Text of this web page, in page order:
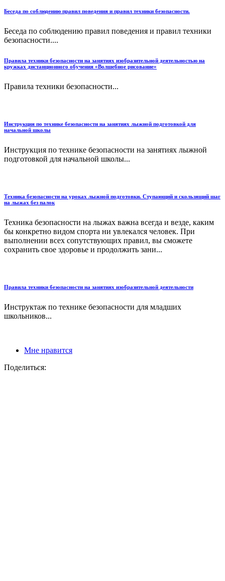
Беседа по соблюдению правил поведения и правил техники безопасности.
Беседа по соблюдению правил поведения и правил техники
безопасности....
Правила техники безопасности на занятиях изобразительной деятельностью на
кружках дистанционного обучения «Волшебное рисование»
Правила техники безопасности...
Инструкция по технике безопасности на занятиях лыжной подготовкой для
начальной школы
Инструкция по технике безопасности на занятиях лыжной
подготовкой для начальной школы...
Техника безопасности на уроках лыжной подготовки. Ступающий и скользящий шаг
на лыжах без палок
Техника безопасности на лыжах важна всегда и везде, каким
бы конкретно видом спорта ни увлекался человек. При
выполнении всех сопутствующих правил, вы сможете
сохранить свое здоровье и продолжить зани...
Правила техники безопасности на занятиях изобразительной деятельности
Инструктаж по технике безопасности для младших
школьников...
Мне нравится
Поделиться: